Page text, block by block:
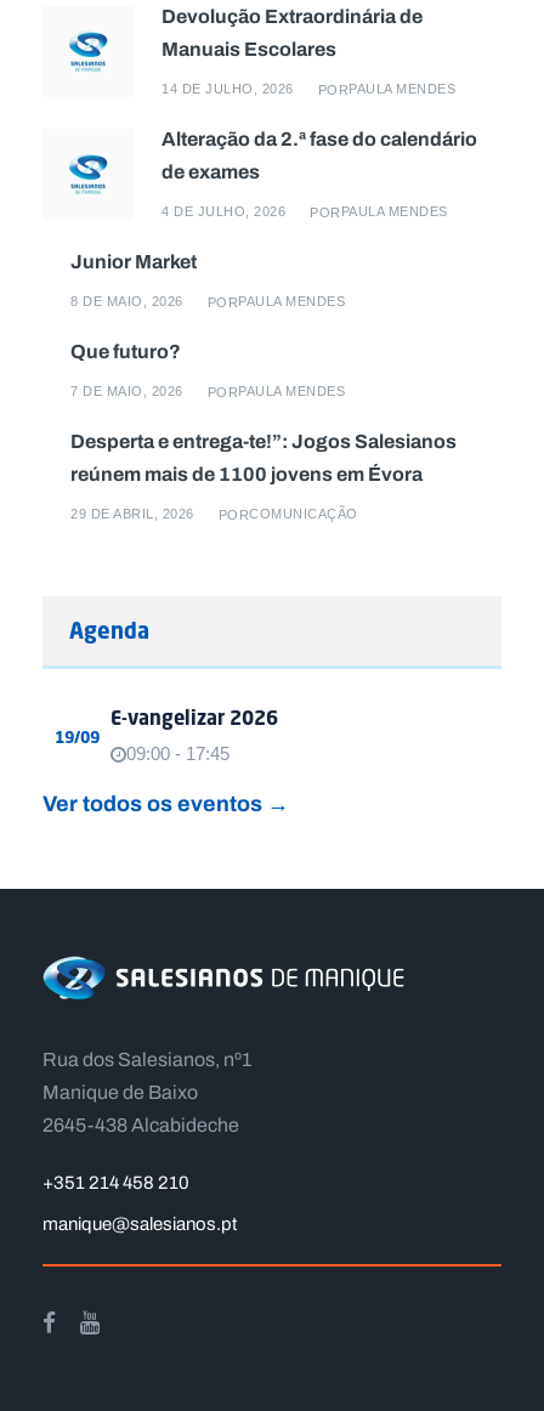
Devolução Extraordinária de
Manuais Escolares
14 DE JULHO, 2026 POR PAULA MENDES
Alteração da 2.ª fase do calendário
de exames
4 DE JULHO, 2026 POR PAULA MENDES
Junior Market
8 DE MAIO, 2026 POR PAULA MENDES
Que futuro?
7 DE MAIO, 2026 POR PAULA MENDES
Desperta e entrega-te!”: Jogos Salesianos
reúnem mais de 1100 jovens em Évora
29 DE ABRIL, 2026 PORCOMUNICAÇÃO
Agenda
19/09
E-vangelizar 2026
09:00 - 17:45
Ver todos os eventos →
Rua dos Salesianos, nº1
Manique de Baixo
2645-438 Alcabideche
+351 214 458 210
manique@salesianos.pt